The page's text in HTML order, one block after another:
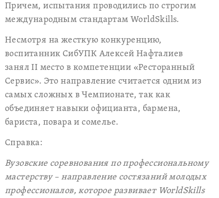
Причем, испытания проводились по строгим
международным стандартам WorldSkills.
Несмотря на жесткую конкуренцию,
воспитанник СибУПК Алексей Нафталиев
занялII место в компетенции «Ресторанный
Сервис». Это направление считается одним из
самых сложных в Чемпионате, так как
объединяет навыки официанта, бармена,
бариста, повара и сомелье.
Справка:
Вузовские соревнования по профессиональному
мастерству – направление состязаний молодых
профессионалов, которое развивает WorldSkills